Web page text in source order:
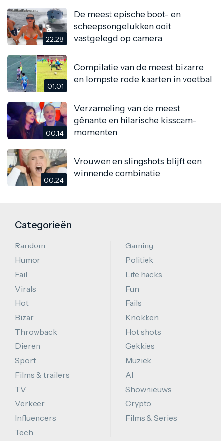
22:28
De meest epische boot- en
scheepsongelukken ooit
vastgelegd op camera
01:01
Compilatie van de meest bizarre
en lompste rode kaarten in voetbal
00:14
Verzameling van de meest
gênante en hilarische kisscam-
momenten
00:24
Vrouwen en slingshots blijft een
winnende combinatie
Categorieën
Random
Humor
Fail
Virals
Hot
Bizar
Throwback
Dieren
Sport
Films & trailers
TV
Verkeer
Influencers
Tech
Gaming
Politiek
Life hacks
Fun
Fails
Knokken
Hot shots
Gekkies
Muziek
AI
Shownieuws
Crypto
Films & Series